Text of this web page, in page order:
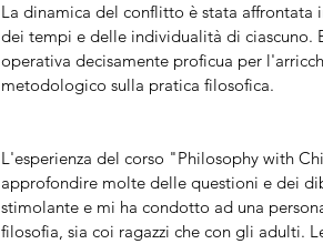
La dinamica del conflitto è stata
dei tempi e delle individualità di ciascuno.
operativa decisamente proficua per
metodologico sulla pratica filosofica.
L'esperienza del corso "Philosophy with
approfondire molte delle questioni e dei
stimolante e mi ha condotto ad una
filosofia, sia coi ragazzi che con gli adulti.